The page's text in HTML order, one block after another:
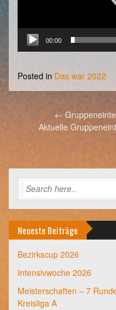
00:00
Posted in Das war 2022
Post
navigation
←
Aktuelle
Neueste Beiträge
Bezirkscup 2026
Intensivwoche 2026
Meisterschaften – 7
Kreisliga A